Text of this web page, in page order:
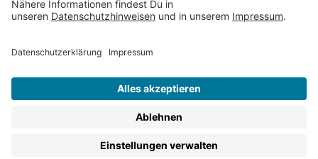
Deutschlands
** Lieferzeit 1-3 Werktage innerhalb Deutschlands
Thienemann-Esslinger Verlag GmbH, Blumenstraße 36, D-70182